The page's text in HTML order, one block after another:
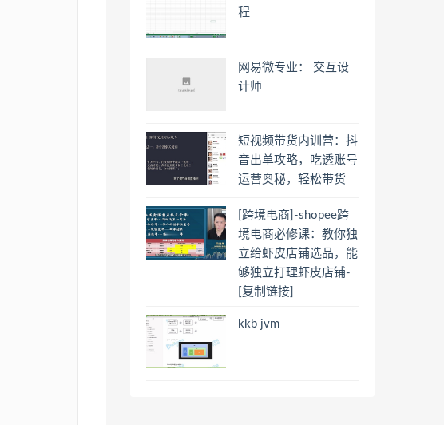
程
网易微专业： 交互设
计师
短视频带货内训营：​抖
音出单攻略，吃透账号
运营奥秘，轻松带货
[跨境电商]-shopee跨
境电商必修课：教你独
立给虾皮店铺选品，能
够独立打理虾皮店铺-
[复制链接]
kkb jvm